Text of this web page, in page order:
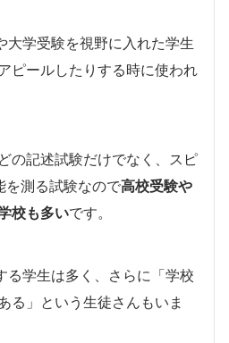
大学受験を視野に入れた学生
ピールしたりする時に使われ
の記述試験だけでなく、スピ
を測る試験なので高校受験や
校も多いです。
る学生は多く、さらに「学校
る」という生徒さんもいま